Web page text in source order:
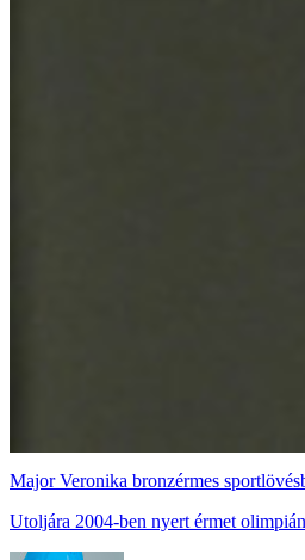
Major Veronika bronzérmes
Utoljára 2004-ben nyert érmet